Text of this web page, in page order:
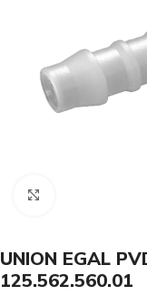
UNION EGAL
125.562.560.01